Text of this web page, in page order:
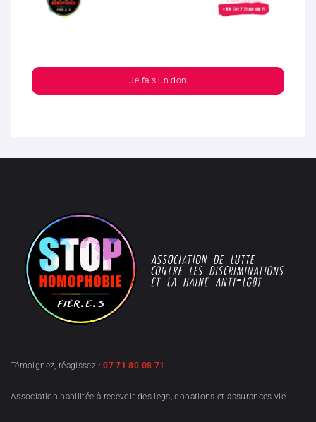
Je fais un don
Témoignez, réagissez :07 71 80 08 71
Association habilitée à recevoir des legs, donations et assurances-vie